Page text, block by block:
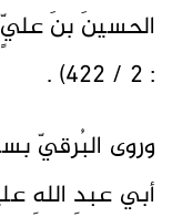
الحسينَ بنَ
: 2 / 422) .
وروى البُرقيّ
أبي عبدِ اللهِ